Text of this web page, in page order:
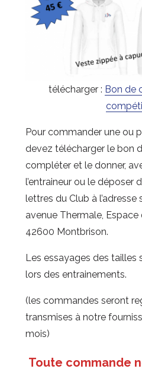
télécharger : Bon de
Pour commander une ou
devez télécharger le bon
compléter et le donner,
l’entraineur ou le déposer
lettres du Club à l’adresse
avenue Thermale, Espace
42600 Montbrison.
Les essayages des tailles
lors des entrainements.
(les commandes seront
transmises à notre
mois)
Toute commande